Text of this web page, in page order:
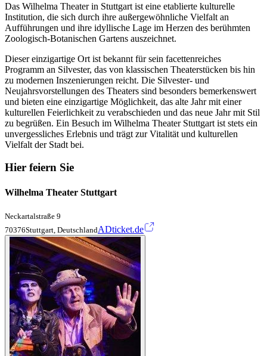
Das Wilhelma Theater in Stuttgart ist eine etablierte kulturelle
Institution, die sich durch ihre außergewöhnliche Vielfalt an
Aufführungen und ihre idyllische Lage im Herzen des berühmten
Zoologisch-Botanischen Gartens auszeichnet.
Dieser einzigartige Ort ist bekannt für sein facettenreiches
Programm an Silvester, das von klassischen Theaterstücken bis hin
zu modernen Inszenierungen reicht. Die Silvester- und
Neujahrsvorstellungen des Theaters sind besonders bemerkenswert
und bieten eine einzigartige Möglichkeit, das alte Jahr mit einer
kulturellen Feierlichkeit zu verabschieden und das neue Jahr mit Stil
zu begrüßen. Ein Besuch im Wilhelma Theater Stuttgart ist stets ein
unvergessliches Erlebnis und trägt zur Vitalität und kulturellen
Vielfalt der Stadt bei.
Hier feiern Sie
Wilhelma Theater Stuttgart
Neckartalstraße 9
70376Stuttgart, DeutschlandADticket.de